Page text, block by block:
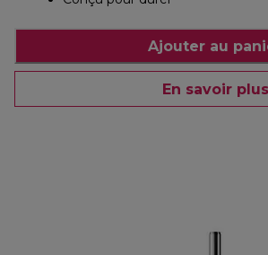
Ajouter au
En savoir plus